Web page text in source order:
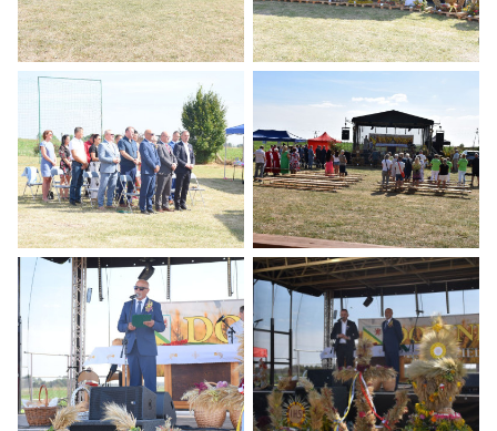
Dożynki 2024
Dożynki 2024 Dożynki 2024